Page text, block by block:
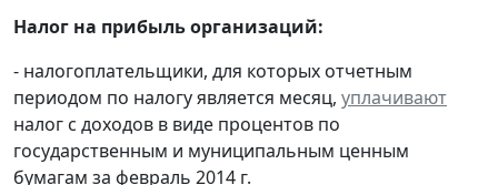
Налог на прибыль организаций:
- налогоплательщики, для которых отчетным
периодом по налогу является месяц, уплачивают
налог с доходов в виде процентов по
государственным и муниципальным ценным
бумагам за февраль 2014 г.